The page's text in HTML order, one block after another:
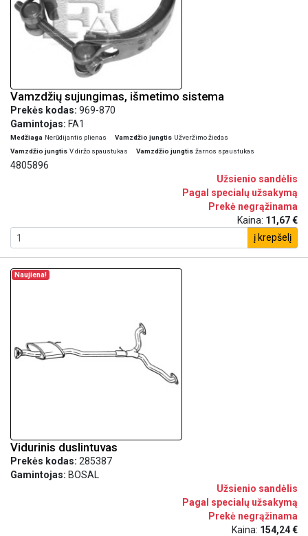
Vamzdžių sujungimas, išmetimo sistema
Prekės kodas: 969-870
Gamintojas: FA1
Medžiaga Nerūdijantis plienas Vamzdžio jungtis Užveržimo žiedas
Vamzdžio jungtis V diržo spaustukas Vamzdžio jungtis žarnos spaustukas
4805896
Užsienio sandėlis
Pagal specialų užsakymą
Prekė negrąžinama
Kaina: 11,67 €
į krepšelį
Naujiena!
Vidurinis duslintuvas
Prekės kodas: 285387
Gamintojas: BOSAL
Užsienio sandėlis
Pagal specialų užsakymą
Prekė negrąžinama
Kaina: 154,24 €